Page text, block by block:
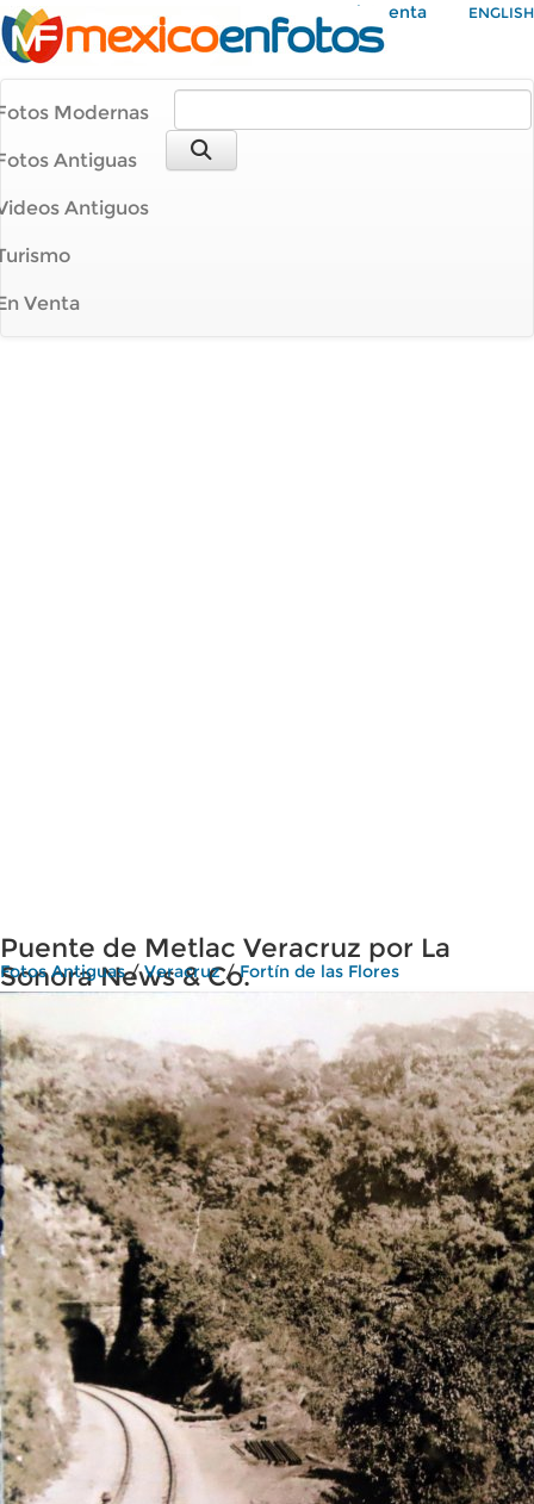
Mi Cuenta ENGLISH
Modernas
Antiguas
Antiguos
Venta
Puente de Metlac Veracruz por La
Sonora News & Co.
Fotos Antiguas/Veracruz/Fortín de las Flores